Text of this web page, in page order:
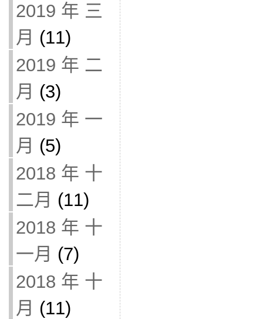
2019 年 三
月 (11)
2019 年 二
月 (3)
2019 年 一
月 (5)
2018 年 十
二月 (11)
2018 年 十
一月 (7)
2018 年 十
月 (11)